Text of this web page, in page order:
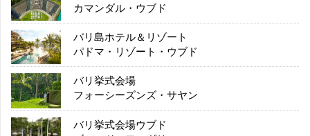
カマンダル・ウブド
バリ島ホテル＆リゾート
パドマ・リゾート・ウブド
バリ挙式会場
フォーシーズンズ・サヤン
バリ挙式会場ウブド